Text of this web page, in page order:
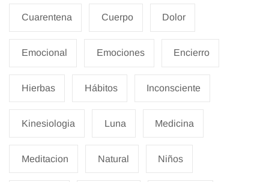
Cuarentena Cuerpo Dolor
Emocional Emociones Encierro
Hierbas Hábitos Inconsciente
Kinesiologia Luna Medicina
Meditacion Natural Niños